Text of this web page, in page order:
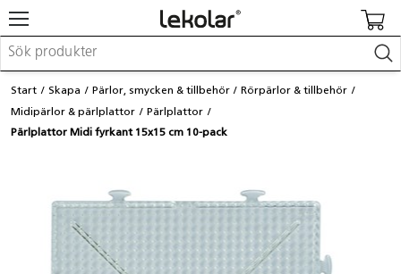
Möbler & inredning
Lekplatsutrustning & utemiljö
Skapa
Leka
Skolförbrukning & kontorsmaterial
Logga in / Registrera dig
Start Skapa Pärlor, smycken & tillbehör
Rörpärlor & tillbehör
Midipärlor & pärlplattor
Pärlplattor
Pärlplattor Midi fyrkant 15x15 cm 10-pack